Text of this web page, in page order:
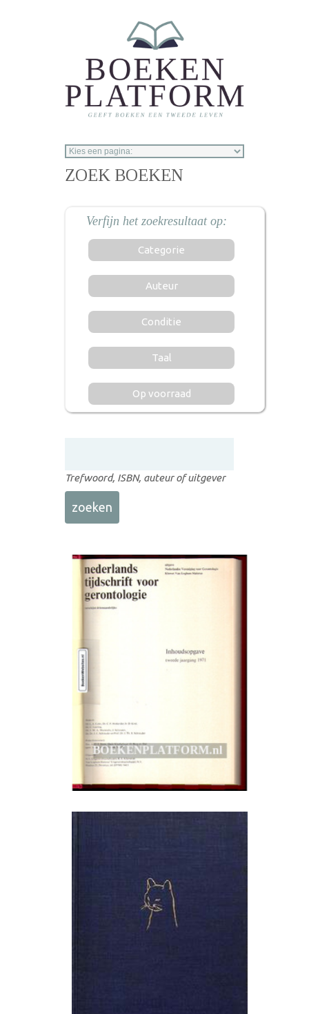
ZOEK BOEKEN
Categorie
Auteur
Conditie
Taal
Op voorraad
Trefwoord, ISBN, auteur of uitgever